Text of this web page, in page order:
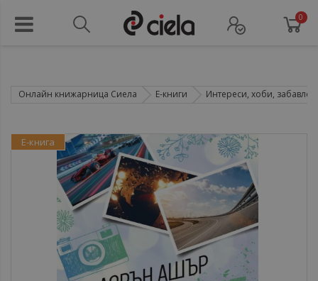
0
Онлайн книжарница Сиела Е-книги Интереси, хоби,
Е-книга